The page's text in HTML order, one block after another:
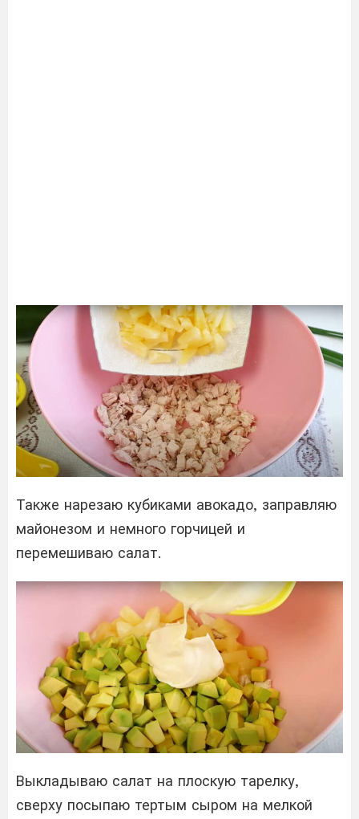
Также нарезаю кубиками авокадо, заправляю
майонезом и немного горчицей и
перемешиваю салат.
Выкладываю салат на плоскую тарелку,
сверху посыпаю тертым сыром на мелкой